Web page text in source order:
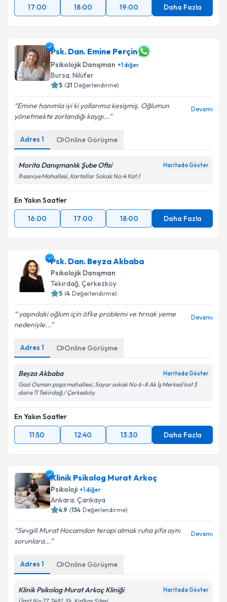
17:00 18:00 19:00 Daha Fazla
Psk. Dan. Emine Perçin
Psikolojik Danışman diğer
Bursa,Nilüfer
( Değerlendirme)
Emine hanımla iyi ki yollarımız kesişmiş. Oğlumun
yönetmekte zorlandığı kaygı...
Adres 1 Online Görüşme
Morita Danışmanlık Şube Ofisi
İhsaniye Mahallesi, Kartallar Sokak No:4 Kat:1
En Yakın Saatler
16:00
17:00 18:00 Daha Fazla
Psk. Dan. Beyza Akbaba
Psikolojik Danışman
Tekirdağ,Çerkezköy
( Değerlendirme)
yaşındaki oğlum için öfke problemi ve tırnak yeme
nedeniyle...
Adres 1 Online Görüşme
Beyza Akbaba
Gazi Osman paşa mahallesi, Sayar sokak No 6-8 Ak İş Merkezî kat 3
daire 11 Tekirdağ / Çerkezköy
En Yakın Saatler
11:50
12:40 13:30 Daha Fazla
Klinik Psikolog Murat Arkoç
Psikoloji diğer
Ankara,Çankaya
( Değerlendirme)
Sevgili Murat Hocamdan terapi almak ruha şifa aynı
sorunlara...
Adres 1 Online Görüşme
Klinik Psikolog Murat Arkoç Kliniği